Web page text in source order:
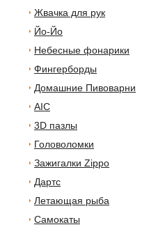
Жвачка для рук
Йо-Йо
Небесные фонарики
Фингерборды
Домашние Пивоварни
AIC
3D пазлы
Головоломки
Зажигалки Zippo
Дартс
Летающая рыба
Самокаты